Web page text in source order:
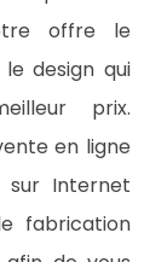
offre le
design qui
prix.
en ligne
Internet
fabrication